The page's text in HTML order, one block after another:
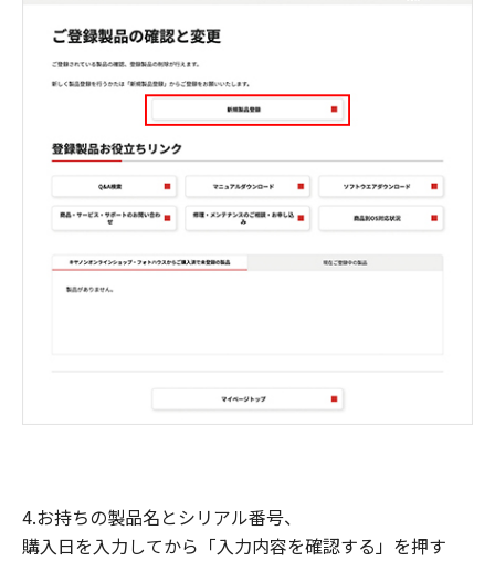
4.お持ちの製品名とシリアル番号、
購入日を入力してから「入力内容を確認する」を押す